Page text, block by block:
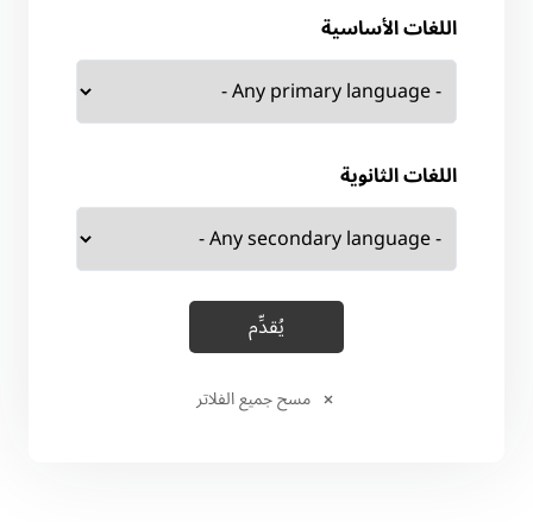
اللغات الأساسية
اللغات الثانوية
مسح جميع الفلاتر